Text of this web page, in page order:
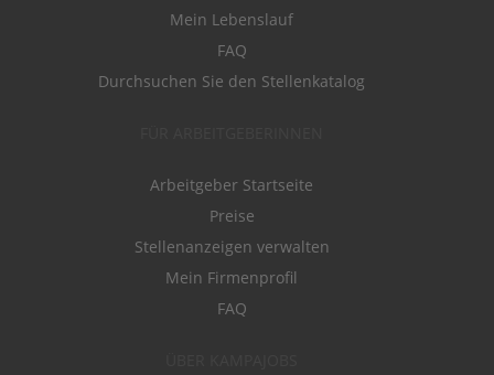
Mein Lebenslauf
FAQ
Durchsuchen Sie den Stellenkatalog
Arbeitgeber Startseite
Preise
Stellenanzeigen verwalten
Mein Firmenprofil
FAQ